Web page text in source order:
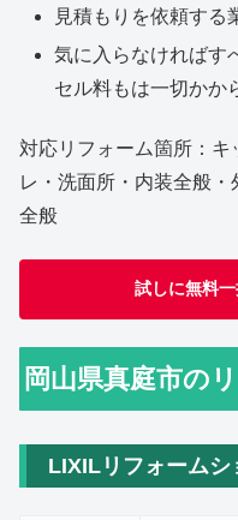
見積もりを依頼する
気に入らなければす
セル料もは一切かか
対応リフォーム箇所：キ
レ・洗面所・内装全般
全般
試しに無料
岡山県真庭市の
LIXILリフォームシ